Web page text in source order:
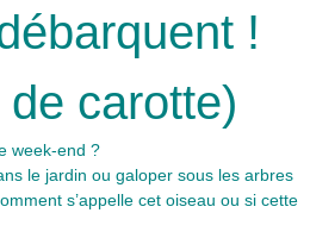
!
carotte)
week-end ?
le jardin ou galoper sous les arbres
s’appelle cet oiseau ou si cette